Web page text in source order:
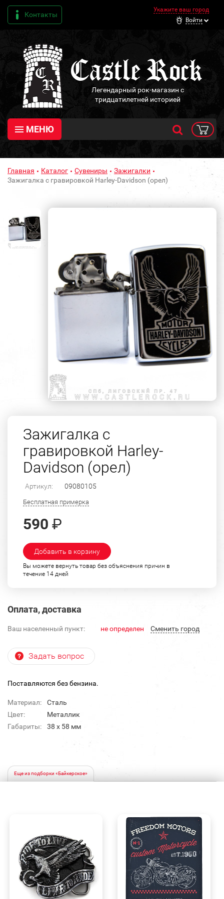
Контакты
Укажите ваш город
Войти
Легендарный рок-магазин с
тридцатилетней историей
МЕНЮ
Главная Каталог Сувениры
Зажигалки
Зажигалка с гравировкой Harley-Davidson (орел)
Зажигалка с
гравировкой Harley-
Davidson (орел)
Артикул: 09080105
Бесплатная примерка
590 ₽
Добавить в корзину
Вы можете вернуть товар без объяснения причин в
течение 14 дней
Оплата, доставка
Ваш населенный пункт: не определен Cменить город
Задать вопрос
Поставляются без бензина.
Материал:
Сталь
Цвет:
Металлик
Габариты:
38 х 58 мм
Еще из подборки «Байкерское»